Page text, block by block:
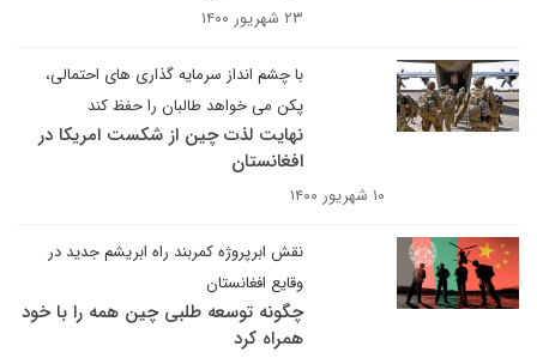
۲۳ شهریور ۱۴۰۰
با چشم انداز سرمایه گذاری های احتمالی،
پکن می خواهد طالبان را حفظ کند
نهایت لذت چین از شکست امریکا در
افغانستان
۱۰ شهریور ۱۴۰۰
نقش ابرپروژه کمربند راه ابریشم جدید در
وقایع افغانستان
چگونه توسعه طلبی چین همه را با خود
همراه کرد